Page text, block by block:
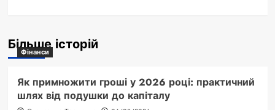
Більше історій
Фінанси
Як примножити гроші у 2026 році: практичний
шлях від подушки до капіталу